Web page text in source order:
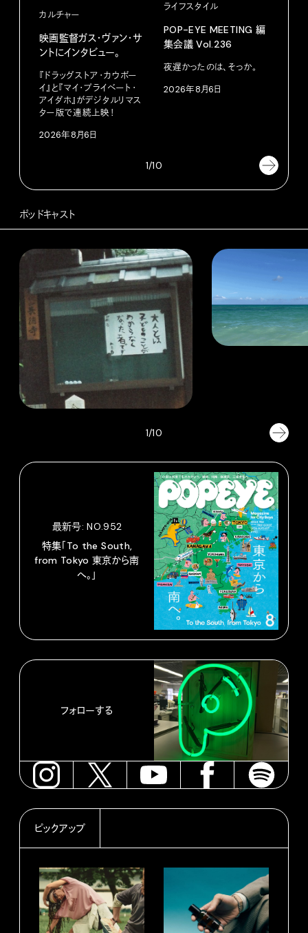
カルチャー
映画監督ガス・ヴァン・サ
ントにインタビュー。
『ドラッグストア・カウボー
イ』と『マイ・プライベート・
アイダホ』がデジタルリマス
ター版で連続上映！
2026年8月6日
ライフスタイル
POP-EYE MEETING 編
集会議 Vol.236
夜遅かったのは、そっか。
2026年8月6日
1/10
ポッドキャスト
1/10
最新号: NO.952
特集「To the South,
from Tokyo 東京から南
へ。」
フォローする
ピックアップ